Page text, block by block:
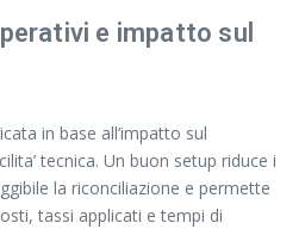
e impatto sul
in base all’impatto sul
tecnica. Un buon setup riduce i
la riconciliazione e permette
tassi applicati e tempi di